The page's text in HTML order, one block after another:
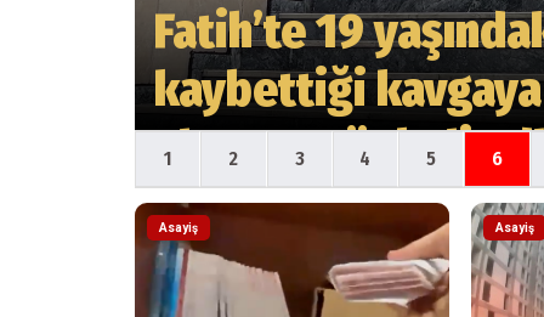
Fatih’te 19
kaybettiği
alınan 8 şüpheli
1 2 3 4 5 6
Asayiş Asayiş